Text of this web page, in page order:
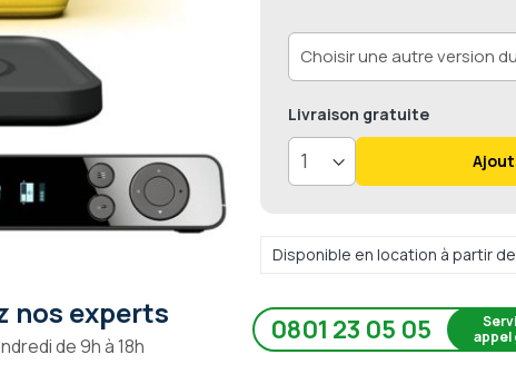
Livraison gratuite
Disponible en location à partir
nos experts
de 9h à 18h 0801 23 05 05
appel